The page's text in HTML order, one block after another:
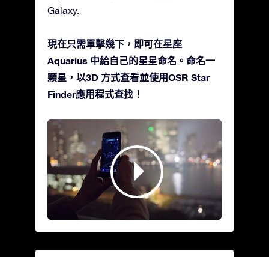
Galaxy.
現在只需單擊幾下，即可在星座
Aquarius 中給自己的星星命名。命名一
顆星，以3D 方式查看並使用OSR Star
Finder應用程式查找！